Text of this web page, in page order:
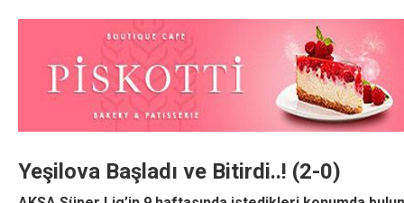
Yeşilova Başladı ve Bitirdi..! (2-0)